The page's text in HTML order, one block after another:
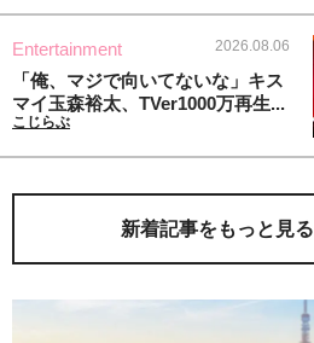
Entertainment 2026.08.06
「俺、マジで向いてないな」キス
マイ玉森裕太、TVer1000万再生...
こじらぶ
新着記事をもっと見る